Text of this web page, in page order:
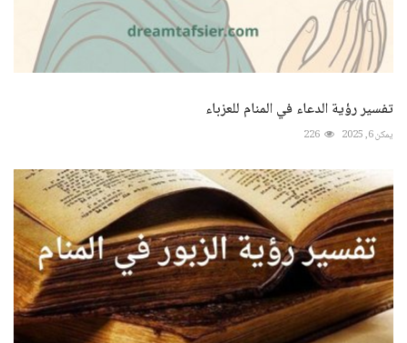
تفسير رؤية الدعاء في المنام للعزباء
يمكن 6, 2025 226